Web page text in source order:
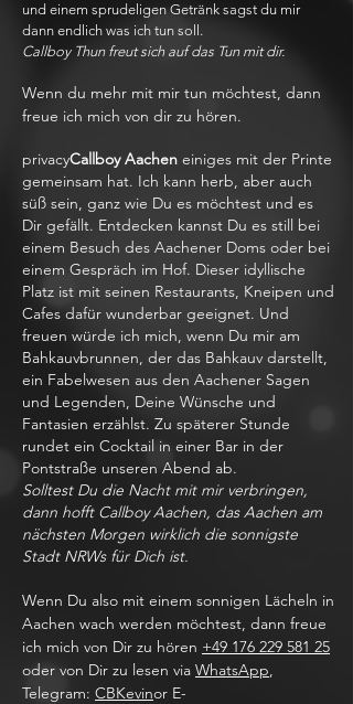
und einem sprudeligen Getränk sagst du mir
dann endlich was ich tun soll.
Callboy Thun freut sich auf das Tun mit dir.
Wenn du mehr mit mir tun möchtest, dann
freue ich mich von dir zu hören.
privacyCallboy Aachen einiges mit der Printe
gemeinsam hat. Ich kann herb, aber auch
süß sein, ganz wie Du es möchtest und es
Dir gefällt. Entdecken kannst Du es still bei
einem Besuch des Aachener Doms oder bei
einem Gespräch im Hof. Dieser idyllische
Platz ist mit seinen Restaurants, Kneipen und
Cafes dafür wunderbar geeignet. Und
freuen würde ich mich, wenn Du mir am
Bahkauvbrunnen, der das Bahkauv darstellt,
ein Fabelwesen aus den Aachener Sagen
und Legenden, Deine Wünsche und
Fantasien erzählst. Zu späterer Stunde
rundet ein Cocktail in einer Bar in der
Pontstraße unseren Abend ab.
Solltest Du die Nacht mit mir verbringen,
dann hofft Callboy Aachen, das Aachen am
nächsten Morgen wirklich die sonnigste
Stadt NRWs für Dich ist.
Wenn Du also mit einem sonnigen Lächeln in
Aachen wach werden möchtest, dann freue
ich mich von Dir zu hören +49 176 229 581 25
oder von Dir zu lesen via WhatsApp,
Telegram: CBKevinor E-